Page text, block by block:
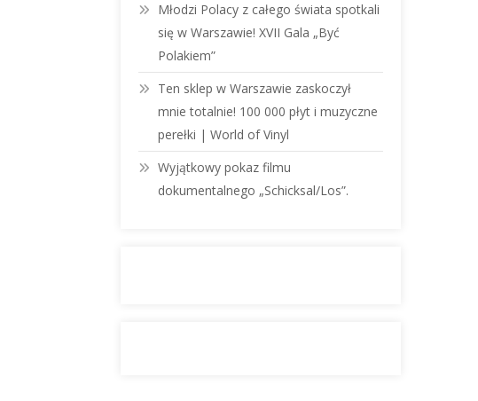
Młodzi Polacy z całego świata spotkali
się w Warszawie! XVII Gala „Być
Polakiem”
Ten sklep w Warszawie zaskoczył
mnie totalnie! 100 000 płyt i muzyczne
perełki | World of Vinyl
Wyjątkowy pokaz filmu
dokumentalnego „Schicksal/Los”.